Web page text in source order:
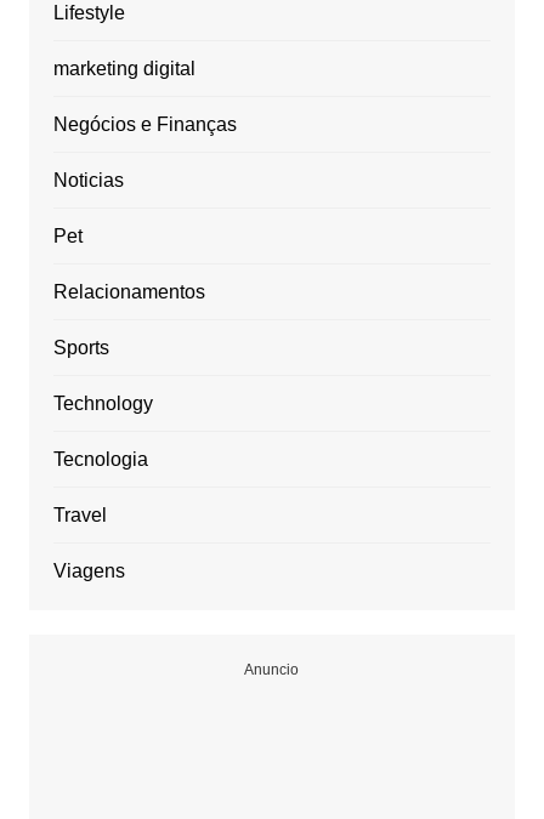
Lifestyle
marketing digital
Negócios e Finanças
Noticias
Pet
Relacionamentos
Sports
Technology
Tecnologia
Travel
Viagens
Anuncio